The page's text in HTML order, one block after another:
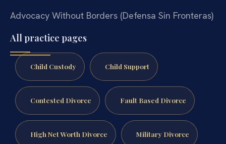
Advocacy Without Borders (Defensa Sin Fronteras)
All practice pages
Child Custody Child Support
Contested Divorce Fault Based Divorce
High Net Worth Divorce Military Divorce